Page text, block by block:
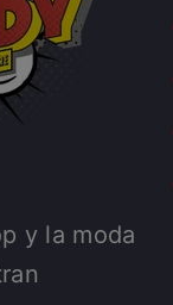
y la moda